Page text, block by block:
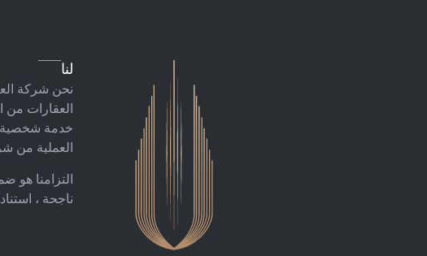
لنا
نحن شركة
العقارات من
خدمة شخصية
العملية من
التزامنا هو
ناجحة ،